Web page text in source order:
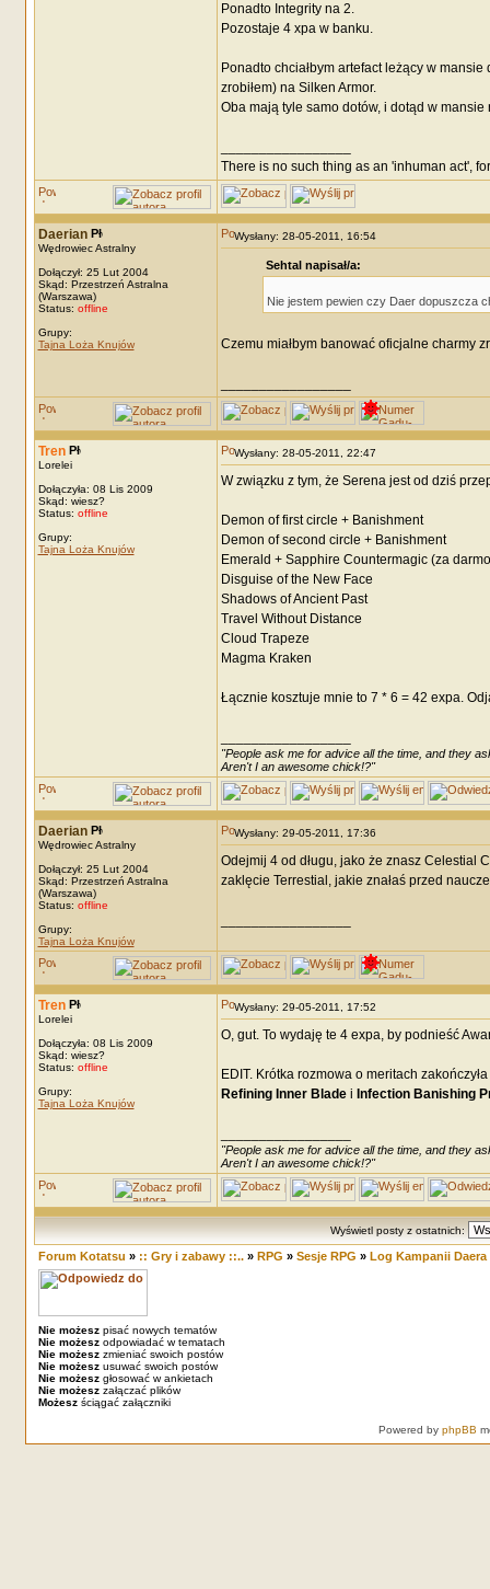
Ponadto Integrity na 2.
Pozostaje 4 xpa w banku.
Ponadto chciałbym artefact leżący w
zrobiłem) na Silken Armor.
Oba mają tyle samo dotów, i dotąd w
There is no such thing as an 'inhuman act',
Daerian
Wędrowiec Astralny
Dołączył: 25 Lut 2004
Skąd: Przestrzeń Astralna
(Warszawa)
Status: offline
Grupy:
Tajna Loża Knujów
Wysłany: 28-05-2011, 16:54
Sehtal napisał/a:
Nie jestem pewien czy Daer dopuszcza
Czemu miałbym banować oficjalne charmy
Tren
Lorelei
Dołączyła: 08 Lis 2009
Skąd: wiesz?
Status: offline
Grupy:
Tajna Loża Knujów
Wysłany: 28-05-2011, 22:47
W związku z tym, że Serena jest od dziś
Demon of first circle + Banishment
Demon of second circle + Banishment
Emerald + Sapphire Countermagic (za
Disguise of the New Face
Shadows of Ancient Past
Travel Without Distance
Cloud Trapeze
Magma Kraken
Łącznie kosztuje mnie to 7 * 6 = 42 expa.
"People ask me for advice all the time, and they
Aren't I an awesome chick!?"
Daerian
Wędrowiec Astralny
Dołączył: 25 Lut 2004
Skąd: Przestrzeń Astralna
(Warszawa)
Status: offline
Grupy:
Tajna Loża Knujów
Wysłany: 29-05-2011, 17:36
Odejmij 4 od długu, jako że znasz Celestial
zaklęcie Terrestial, jakie znałaś przed
Tren
Lorelei
Dołączyła: 08 Lis 2009
Skąd: wiesz?
Status: offline
Grupy:
Tajna Loża Knujów
Wysłany: 29-05-2011, 17:52
O, gut. To wydaję te 4 expa, by podnieść
EDIT. Krótka rozmowa o meritach
Refining Inner Bladei Infection Banishing
"People ask me for advice all the time, and they
Aren't I an awesome chick!?"
Wyświetl posty z ostatnich:
Forum Kotatsu » :: Gry i zabawy ::..» RPG » Sesje RPG » Log Kampanii Daera
Nie możeszpisać nowych tematów
Nie możeszodpowiadać w tematach
Nie możeszzmieniać swoich postów
Nie możeszusuwać swoich postów
Nie możeszgłosować w ankietach
Nie możeszzałączać plików
Możeszściągać załączniki
Powered by phpBB